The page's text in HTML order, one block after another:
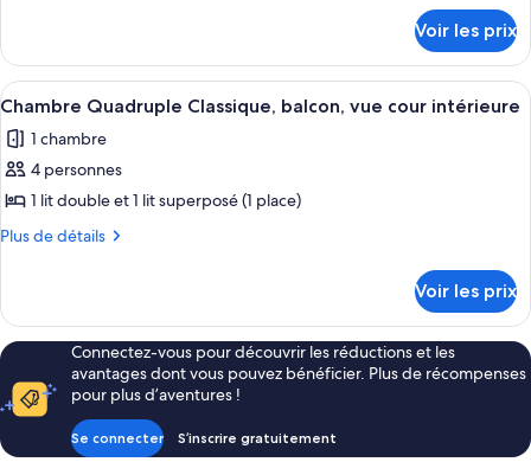
Chambre
Standard
avec
lits
jumeaux,
balcon,
cour
le
type
de
Chambre
Standard
lits
jumeaux,
intérieure
Voir les prix
Afficher
toutes
les
photos
pour
ce
chambre :
Chambre
Quadruple
Classique,
balcon,
vue
Une pièce comprenant un lit, un
1
Chambre Quadruple Classique, balcon, vue cour intérieure
1 chambre
4 personnes
1 lit double et 1 lit superposé (1 place)
Plus de détails
Plus
le
type
de
chambre
Chambre
Quadruple
Classique,
Voir les prix
Connectez-vous pour découvrir les réductions et les
avantages dont vous pouvez bénéficier. Plus de récompenses
pour plus d’aventures !
Se connecter S’inscrire gratuitement